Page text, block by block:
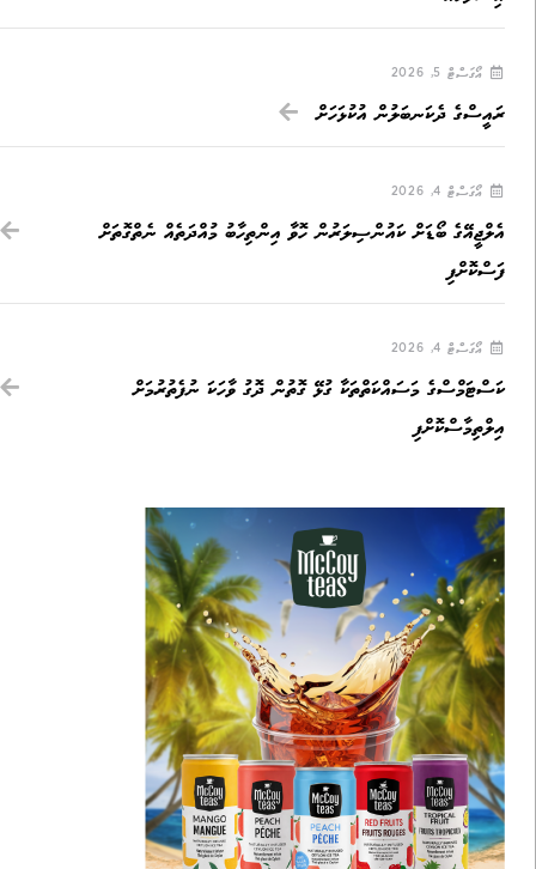
އޯގަސްޓް 5, 2026
ރައީސްގެ ދެކަނބަލުން އުކުޅަހަށް
އޯގަސްޓް 4, 2026
އެލްޖީއޭގެ ބޯޑަށް ކައުންސިލަރުން ހޮވާ އިންތިހާބު މުއްދަތެއް ނެތްގޮތަށް
ފަސްކޮށްފި
އޯގަސްޓް 4, 2026
ކަސްޓަމްސްގެ މަސައްކަތްތަކާ ގުޅޭ ގޮތުން ދޮގު ވާހަކަ ނުފެތުރުމަށް
އިލްތިމާސްކޮށްފި